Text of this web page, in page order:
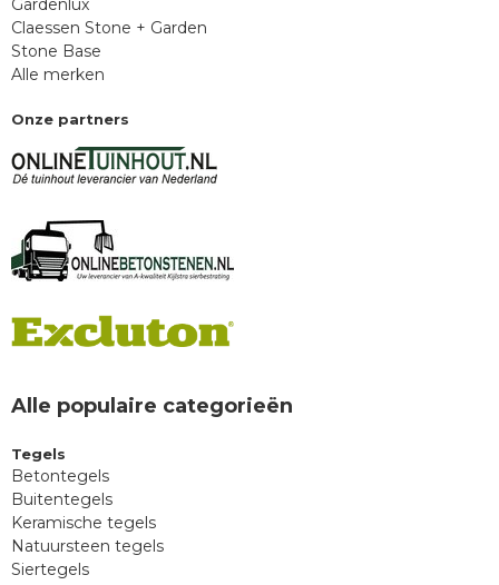
Gardenlux
Claessen Stone + Garden
Stone Base
Alle merken
Onze partners
Alle populaire categorieën
Tegels
Betontegels
Buitentegels
Keramische tegels
Natuursteen tegels
Siertegels